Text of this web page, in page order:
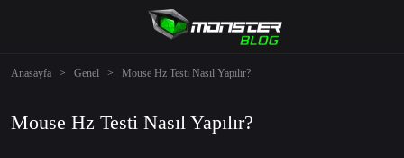
Anasayfa > Genel > Mouse Hz Testi Nasıl Yapılır?
Mouse Hz Testi Nasıl Yapılır?